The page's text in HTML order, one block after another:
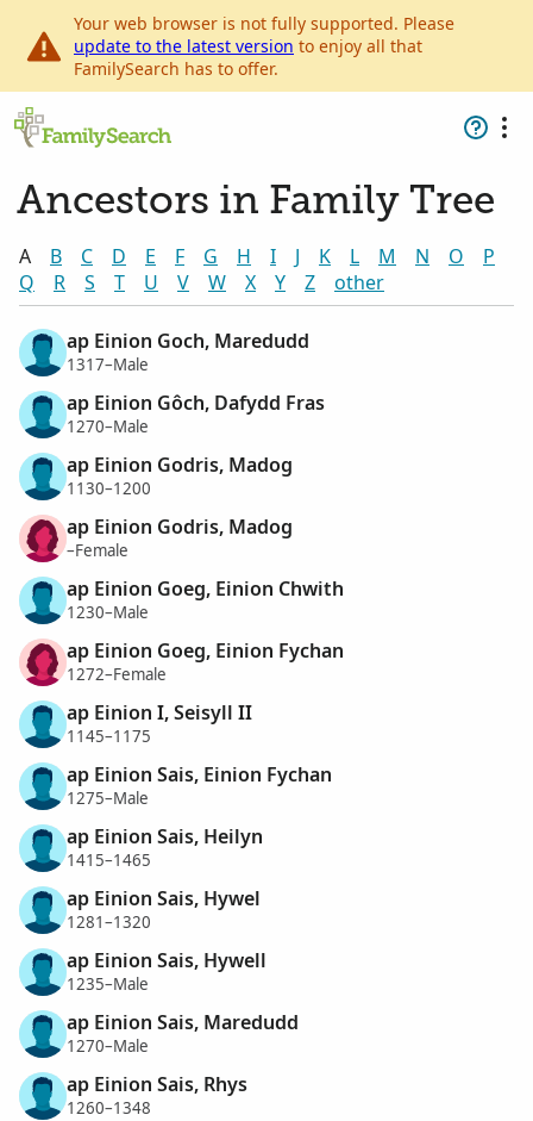
Your web browser is not fully supported. Please
update to the latest version to enjoy all that
FamilySearch has to offer.
Ancestors in Family Tree
A B C D E F G H I J K L M N O
P
Q
R S T U V W X Y Z other
ap Einion Goch, Maredudd
1317–Male
ap Einion Gôch, Dafydd Fras
1270–Male
ap Einion Godris, Madog
1130–1200
ap Einion Godris, Madog
–Female
ap Einion Goeg, Einion Chwith
1230–Male
ap Einion Goeg, Einion Fychan
1272–Female
ap Einion I, Seisyll II
1145–1175
ap Einion Sais, Einion Fychan
1275–Male
ap Einion Sais, Heilyn
1415–1465
ap Einion Sais, Hywel
1281–1320
ap Einion Sais, Hywell
1235–Male
ap Einion Sais, Maredudd
1270–Male
ap Einion Sais, Rhys
1260–1348